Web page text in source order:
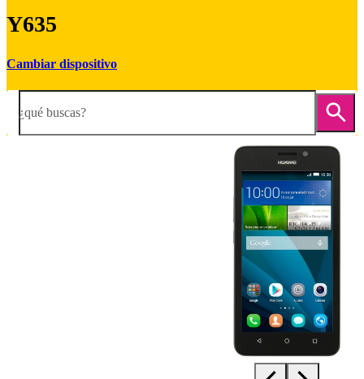
Y635
Cambiar dispositivo
¿qué buscas?